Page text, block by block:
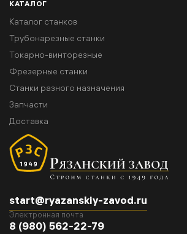
start@ryazanskiy-zavod.ru
Электронная почта
8 (980) 562-22-79
КАТАЛОГ
Каталог станков
Трубонарезные станки
Токарно-винторезные
Фрезерные станки
Станки разного назначения
Запчасти
Доставка